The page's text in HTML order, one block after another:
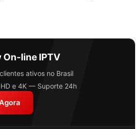
On-line IPTV
ativos no Brasil
HD e 4K — Suporte 24h